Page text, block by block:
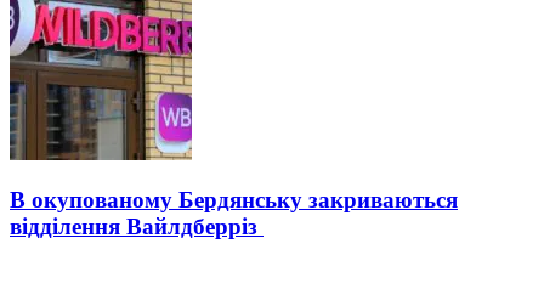
В окупованому Бердянську закриваються
відділення Вайлдберріз